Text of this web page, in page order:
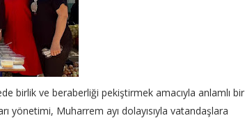
birlik ve beraberliği pekiştirmek amacıyla anlamlı bir
yönetimi, Muharrem ayı dolayısıyla vatandaşlara